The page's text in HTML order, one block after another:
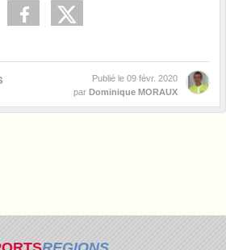
Publié le 09 févr. 2020
par Dominique MORAUX